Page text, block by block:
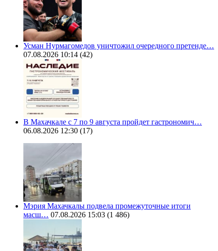
Усман Нурмагомедов уничтожил очередного претенде…
07.08.2026 10:14 (42)
В Махачкале с 7 по 9 августа пройдет гастрономич…
06.08.2026 12:30 (17)
Мэрия Махачкалы подвела промежуточные итоги
масш… 07.08.2026 15:03 (1 486)